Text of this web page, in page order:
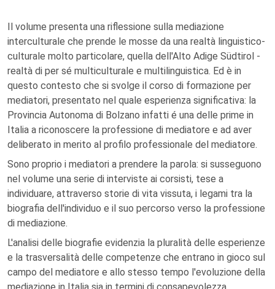
Il volume presenta una riflessione sulla mediazione
interculturale che prende le mosse da una realtà linguistico-
culturale molto particolare, quella dell'Alto Adige Südtirol -
realtà di per sé multiculturale e multilinguistica. Ed è in
questo contesto che si svolge il corso di formazione per
mediatori, presentato nel quale esperienza significativa: la
Provincia Autonoma di Bolzano infatti é una delle prime in
Italia a riconoscere la professione di mediatore e ad aver
deliberato in merito al profilo professionale del mediatore.
Sono proprio i mediatori a prendere la parola: si susseguono
nel volume una serie di interviste ai corsisti, tese a
individuare, attraverso storie di vita vissuta, i legami tra la
biografia dell'individuo e il suo percorso verso la professione
di mediazione.
L'analisi delle biografie evidenzia la pluralità delle esperienze
e la trasversalità delle competenze che entrano in gioco sul
campo del mediatore e allo stesso tempo l'evoluzione della